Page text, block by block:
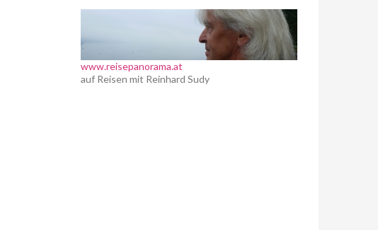
www.reisepanorama.at
auf Reisen mit Reinhard Sudy